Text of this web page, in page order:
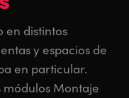
en distintos
y espacios de
en particular.
módulos Montaje